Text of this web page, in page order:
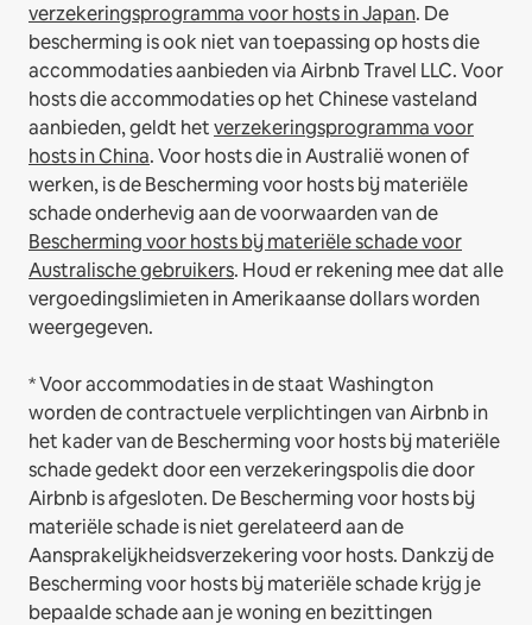
verzekeringsprogramma voor hosts in Japan. De
bescherming is ook niet van toepassing op hosts die
accommodaties aanbieden via Airbnb Travel LLC.Voor
hosts die accommodaties op het Chinese vasteland
aanbieden, geldt hetverzekeringsprogramma voor
hosts in China.Voor hosts die in Australië wonen of
werken, is de Bescherming voor hosts bij materiële
schade onderhevig aan de voorwaarden van de
Bescherming voor hosts bij materiële schade voor
Australische gebruikers. Houd er rekening mee dat alle
vergoedingslimieten in Amerikaanse dollars worden
weergegeven.
* Voor accommodaties in de staat Washington
worden de contractuele verplichtingen van Airbnb in
het kader van de Bescherming voor hosts bij materiële
schade gedekt door een verzekeringspolis die door
Airbnb is afgesloten. De Bescherming voor hosts bij
materiële schade is niet gerelateerd aan de
Aansprakelijkheidsverzekering voor hosts. Dankzij de
Bescherming voor hosts bij materiële schade krijg je
bepaalde schade aan je woning en bezittingen